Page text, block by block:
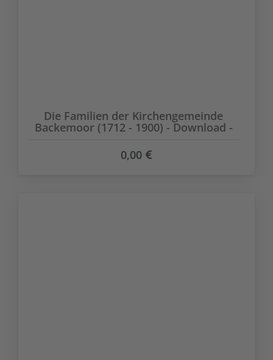
Die Familien der Kirchengemeinde
Backemoor (1712 - 1900) - Download -
0,00